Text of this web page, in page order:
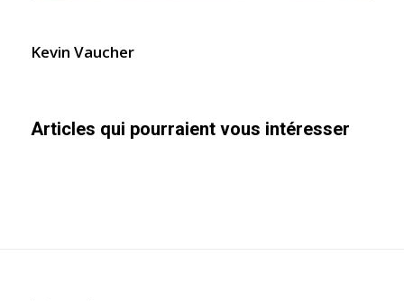
Kevin Vaucher
Articles qui pourraient vous intéresser